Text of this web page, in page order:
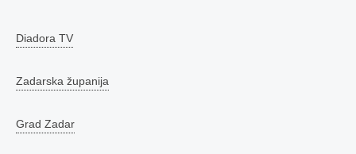
Diadora TV
Zadarska županija
Grad Zadar